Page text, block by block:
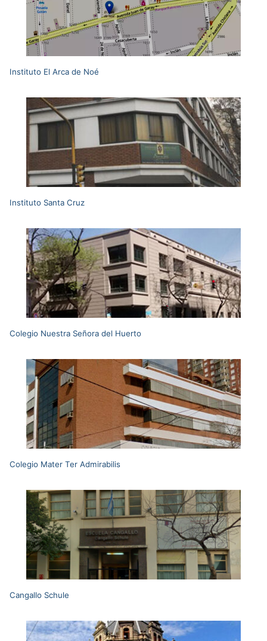
Instituto El Arca de Noé
Instituto Santa Cruz
Colegio Nuestra Señora del Huerto
Colegio Mater Ter Admirabilis
Cangallo Schule